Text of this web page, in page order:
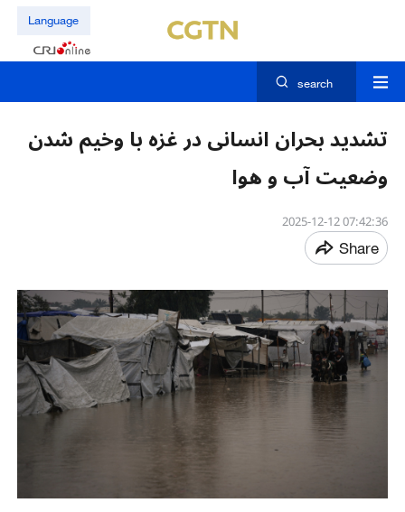
Language
search
تشدید بحران انسانی در غزه با وخیم شدن
وضعیت آب و هوا
07:42:36 2025-12-12
Share